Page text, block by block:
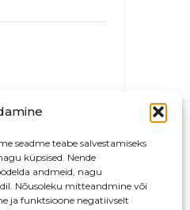
seadme teabe salvestamiseks
küpsised. Nende
andmeid, nagu
Nõusoleku mitteandmine või
ja funktsioone negatiivselt